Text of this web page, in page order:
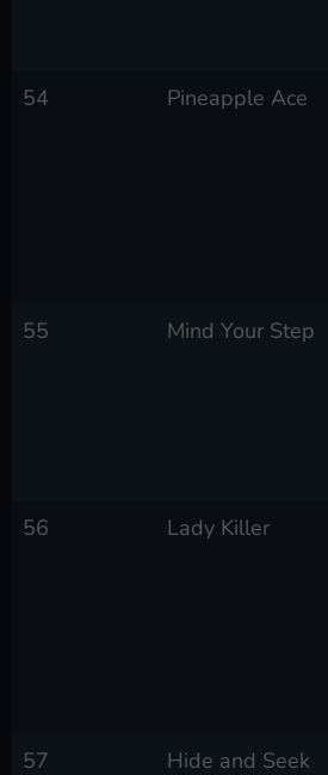
54
Pineapple Ace
55
Mind Your Step
56
Lady Killer
57
Hide and Seek